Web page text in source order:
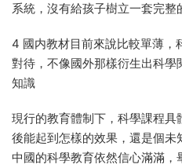
系統，沒有給孩子樹立一套完整
4 國内教材目前來說比較單薄，
對待，不像國外那樣衍生出科
知識
現行的教育體制下，科學課程
後能起到怎樣的效果，還是個
中國的科學教育依然信心滿滿，